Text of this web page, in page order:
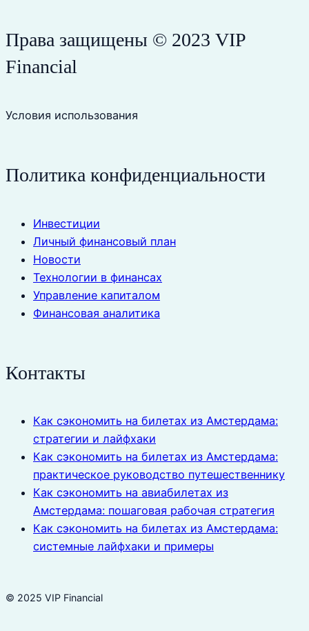
Права защищены © 2023 VIP
Financial
Условия использования
Политика конфиденциальности
Инвестиции
Личный финансовый план
Новости
Технологии в финансах
Управление капиталом
Финансовая аналитика
Контакты
Как сэкономить на билетах из Амстердама:
стратегии и лайфхаки
Как сэкономить на билетах из Амстердама:
практическое руководство путешественнику
Как сэкономить на авиабилетах из
Амстердама: пошаговая рабочая стратегия
Как сэкономить на билетах из Амстердама:
системные лайфхаки и примеры
© 2025 VIP Financial